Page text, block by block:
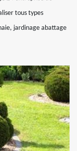
tous types
jardinage abattage